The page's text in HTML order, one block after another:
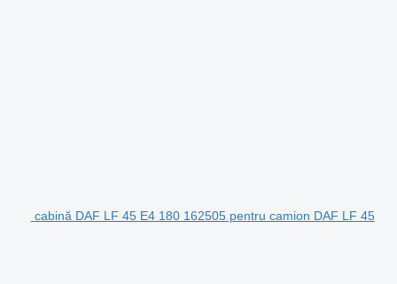
cabină DAF LF 45 E4 180 162505 pentru camion DAF LF 45